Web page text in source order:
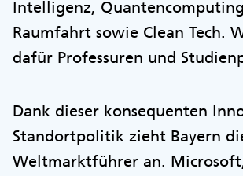
Intelligenz,
Raumfahrt sowie Clean Tech.
dafür Professuren und
Dank dieser konsequenten
Standortpolitik zieht Bayern
Weltmarktführer an.